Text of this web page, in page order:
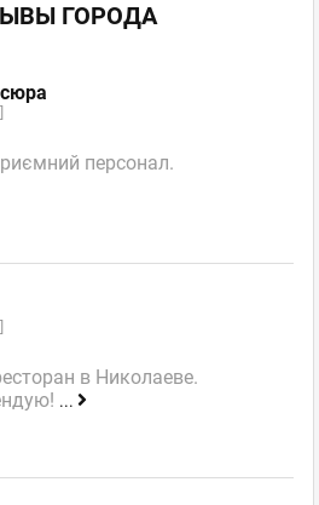
ГОРОДА
персонал.
в Николаеве.
...